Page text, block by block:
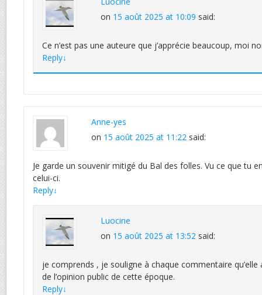
on 15 août 2025 at 10:09 said:
Ce n’est pas une auteure que j’apprécie beaucoup, moi
Reply↓
Anne-yes
on 15 août 2025 at 11:22 said:
Je garde un souvenir mitigé du Bal des folles. Vu ce que tu
celui-ci.
Reply↓
Luocine
on 15 août 2025 at 13:52 said:
je comprends , je souligne à chaque commentaire
de l’opinion public de cette époque.
Reply↓